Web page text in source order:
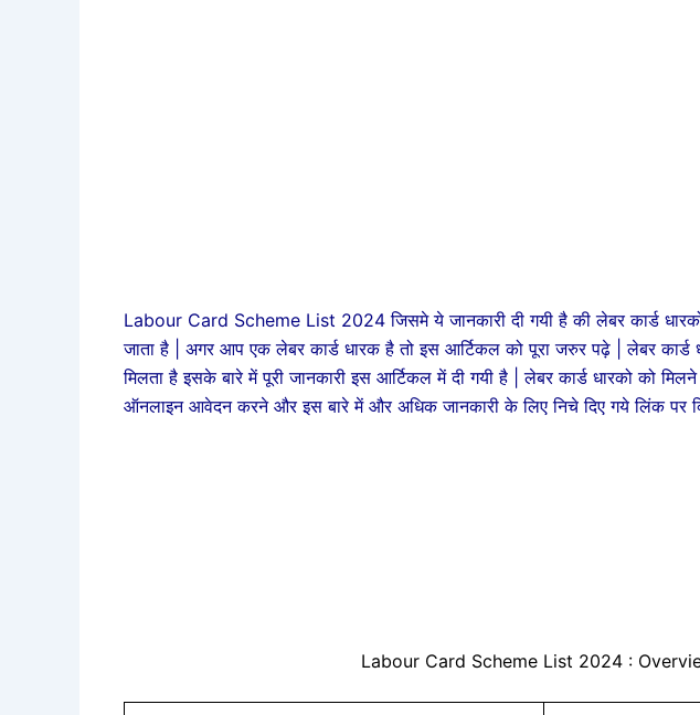
Labour Card Scheme List 2024 जिसमे ये जानकारी दी गयी है की लेबर कार्ड
जाता है | अगर आप एक लेबर कार्ड धारक है तो इस आर्टिकल को पूरा जरुर पढ़े | लेबर कार्ड
मिलता है इसके बारे में पूरी जानकारी इस आर्टिकल में दी गयी है | लेबर कार्ड धारको को
ऑनलाइन आवेदन करने और इस बारे में और अधिक जानकारी के लिए निचे दिए गये लिंक पर
Labour Card Scheme List 2024 :